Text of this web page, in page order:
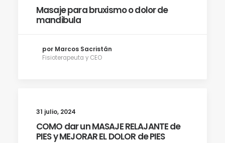
Masaje para bruxismo o dolor de
mandibula
por Marcos Sacristán
Fisioterapeuta y CEO
31 julio, 2024
COMO dar un MASAJE RELAJANTE de
PIES y MEJORAR EL DOLOR de PIES